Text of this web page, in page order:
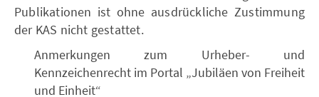
Publikationen ist ohne ausdrückliche Zustimmung
der KAS nicht gestattet.
Anmerkungen zum Urheber- und
Kennzeichenrecht im Portal „Jubiläen von Freiheit
und Einheit“